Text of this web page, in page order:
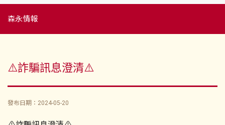
森永情報
⚠️詐騙訊息澄清⚠️
發布日期：2024-05-20